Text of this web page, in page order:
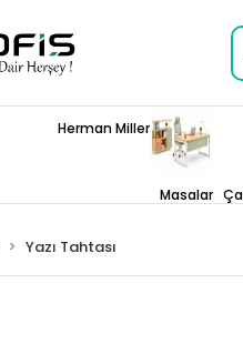
Herman Miller
Masalar
Yazı Tahtası